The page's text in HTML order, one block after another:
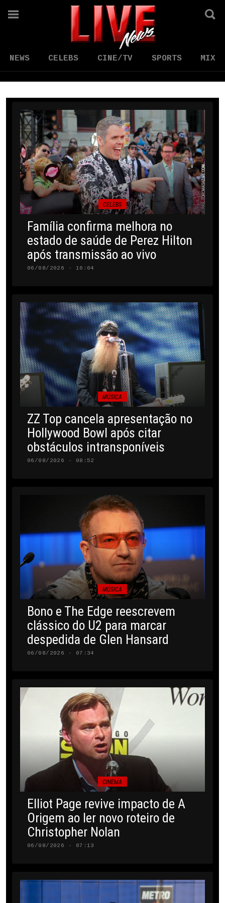
NEWS CELEBS CINE/TV SPORTS MIX
CELEBS
Família confirma melhora no
estado de saúde de Perez Hilton
após transmissão ao vivo
06/08/2026 · 16:04
MÚSICA
ZZ Top cancela apresentação no
Hollywood Bowl após citar
obstáculos intransponíveis
06/08/2026 · 08:52
MÚSICA
Bono e The Edge reescrevem
clássico do U2 para marcar
despedida de Glen Hansard
06/08/2026 · 07:34
CINEMA
Elliot Page revive impacto de A
Origem ao ler novo roteiro de
Christopher Nolan
06/08/2026 · 07:13